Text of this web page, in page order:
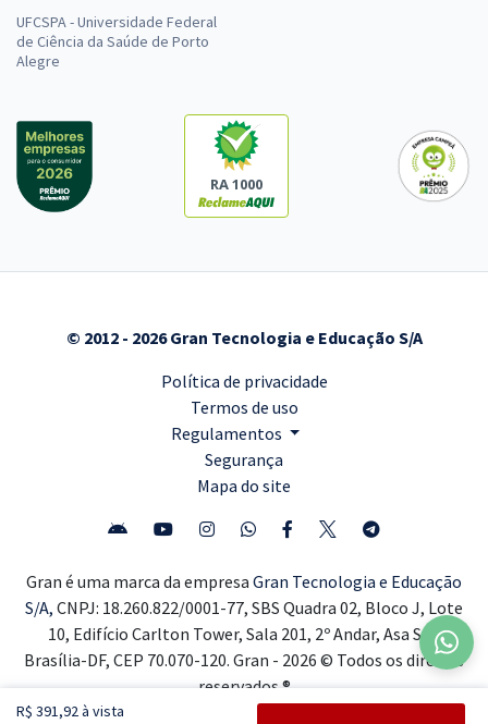
R$ 391,92 à vista
UFCSPA - Universidade Federal
de Ciência da Saúde de Porto
Alegre
RA 1000
© 2012 - 2026 Gran Tecnologia e Educação S/A
Política de privacidade
Termos de uso
Regulamentos
Segurança
Mapa do site
Gran é uma marca da empresa Gran Tecnologia e Educação
S/A, CNPJ: 18.260.822/0001-77, SBS Quadra 02, Bloco J, Lote
10, Edifício Carlton Tower, Sala 201, 2º Andar, Asa Sul,
Brasília-DF, CEP 70.070-120. Gran - 2026 © Todos os direitos
reservados ®